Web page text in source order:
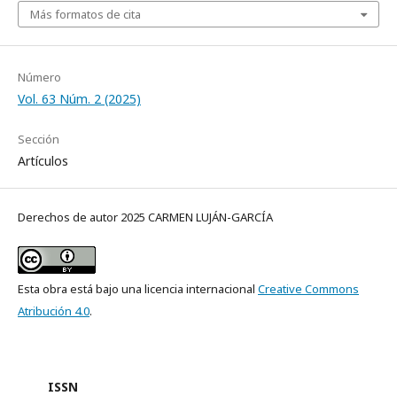
Más formatos de cita
Número
Vol. 63 Núm. 2 (2025)
Sección
Artículos
Derechos de autor 2025 CARMEN LUJÁN-GARCÍA
Esta obra está bajo una licencia internacional Creative Commons
Atribución 4.0.
ISSN